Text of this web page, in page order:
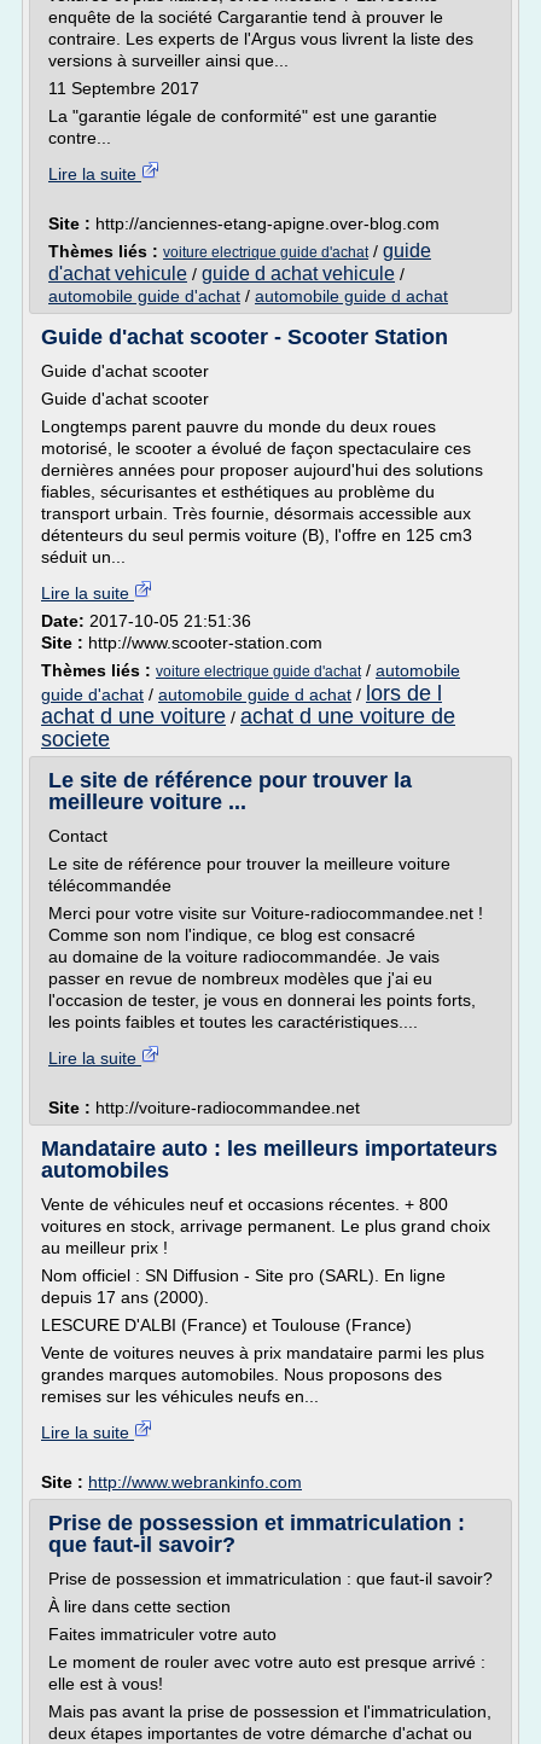
enquête de la société Cargarantie tend à prouver le
contraire. Les experts de l'Argus vous livrent la liste des
versions à surveiller ainsi que...
11 Septembre 2017
La "garantie légale de conformité" est une garantie
contre...
Lire la suite
Site : http://anciennes-etang-apigne.over-blog.com
Thèmes liés : voiture electrique guide d'achat/ guide
d'achat vehicule / guide d achat vehicule /
automobile guide d'achat / automobile guide d achat
Guide d'achat scooter - Scooter Station
Guide d'achat scooter
Guide d'achat scooter
Longtemps parent pauvre du monde du deux roues
motorisé, le scooter a évolué de façon spectaculaire ces
dernières années pour proposer aujourd'hui des solutions
fiables, sécurisantes et esthétiques au problème du
transport urbain. Très fournie, désormais accessible aux
détenteurs du seul permis voiture (B), l'offre en 125 cm3
séduit un...
Lire la suite
Date: 2017-10-05 21:51:36
Site : http://www.scooter-station.com
Thèmes liés : voiture electrique guide d'achat/ automobile
guide d'achat / automobile guide d achat / lors de l
achat d une voiture / achat d une voiture de
societe
Le site de référence pour trouver la
meilleure voiture ...
Contact
Le site de référence pour trouver la meilleure voiture
télécommandée
Merci pour votre visite sur Voiture-radiocommandee.net !
Comme son nom l'indique, ce blog est consacré
au domaine de la voiture radiocommandée. Je vais
passer en revue de nombreux modèles que j'ai eu
l'occasion de tester, je vous en donnerai les points forts,
les points faibles et toutes les caractéristiques....
Lire la suite
Site : http://voiture-radiocommandee.net
Mandataire auto : les meilleurs importateurs
automobiles
Vente de véhicules neuf et occasions récentes. + 800
voitures en stock, arrivage permanent. Le plus grand choix
au meilleur prix !
Nom officiel : SN Diffusion - Site pro (SARL). En ligne
depuis 17 ans (2000).
LESCURE D'ALBI (France) et Toulouse (France)
Vente de voitures neuves à prix mandataire parmi les plus
grandes marques automobiles. Nous proposons des
remises sur les véhicules neufs en...
Lire la suite
Site : http://www.webrankinfo.com
Prise de possession et immatriculation :
que faut-il savoir?
Prise de possession et immatriculation : que faut-il savoir?
À lire dans cette section
Faites immatriculer votre auto
Le moment de rouler avec votre auto est presque arrivé :
elle est à vous!
Mais pas avant la prise de possession et l'immatriculation,
deux étapes importantes de votre démarche d'achat ou